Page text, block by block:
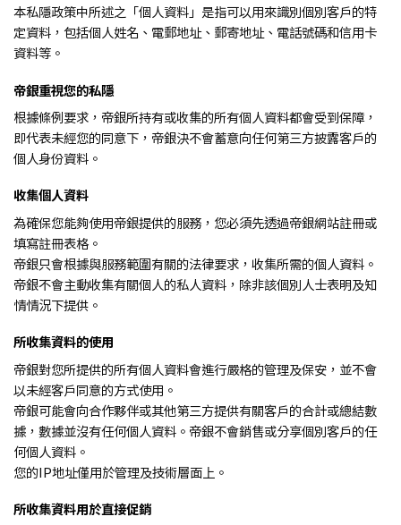
本私隱政策中所述之「個人資料」是指可以用來識別個別客戶的特
定資料，包括個人姓名、電郵地址、郵寄地址、電話號碼和信用卡
資料等。
帝銀重視您的私隱
根據條例要求，帝銀所持有或收集的所有個人資料都會受到保障，
即代表未經您的同意下，帝銀決不會蓄意向任何第三方披露客戶的
個人身份資料。
收集個人資料
為確保您能夠使用帝銀提供的服務，您必須先透過帝銀網站註冊或
填寫註冊表格。
帝銀只會根據與服務範圍有關的法律要求，收集所需的個人資料。
帝銀不會主動收集有關個人的私人資料，除非該個別人士表明及知
情情況下提供。
所收集資料的使用
帝銀對您所提供的所有個人資料會進行嚴格的管理及保安，並不會
以未經客戶同意的方式使用。
帝銀可能會向合作夥伴或其他第三方提供有關客戶的合計或總結數
據，數據並沒有任何個人資料。帝銀不會銷售或分享個別客戶的任
何個人資料。
您的IP地址僅用於管理及技術層面上。
所收集資料用於直接促銷